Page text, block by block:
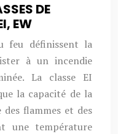
DE
EW
feu définissent la
à un incendie
La classe EI
la capacité de la
flammes et des
une température